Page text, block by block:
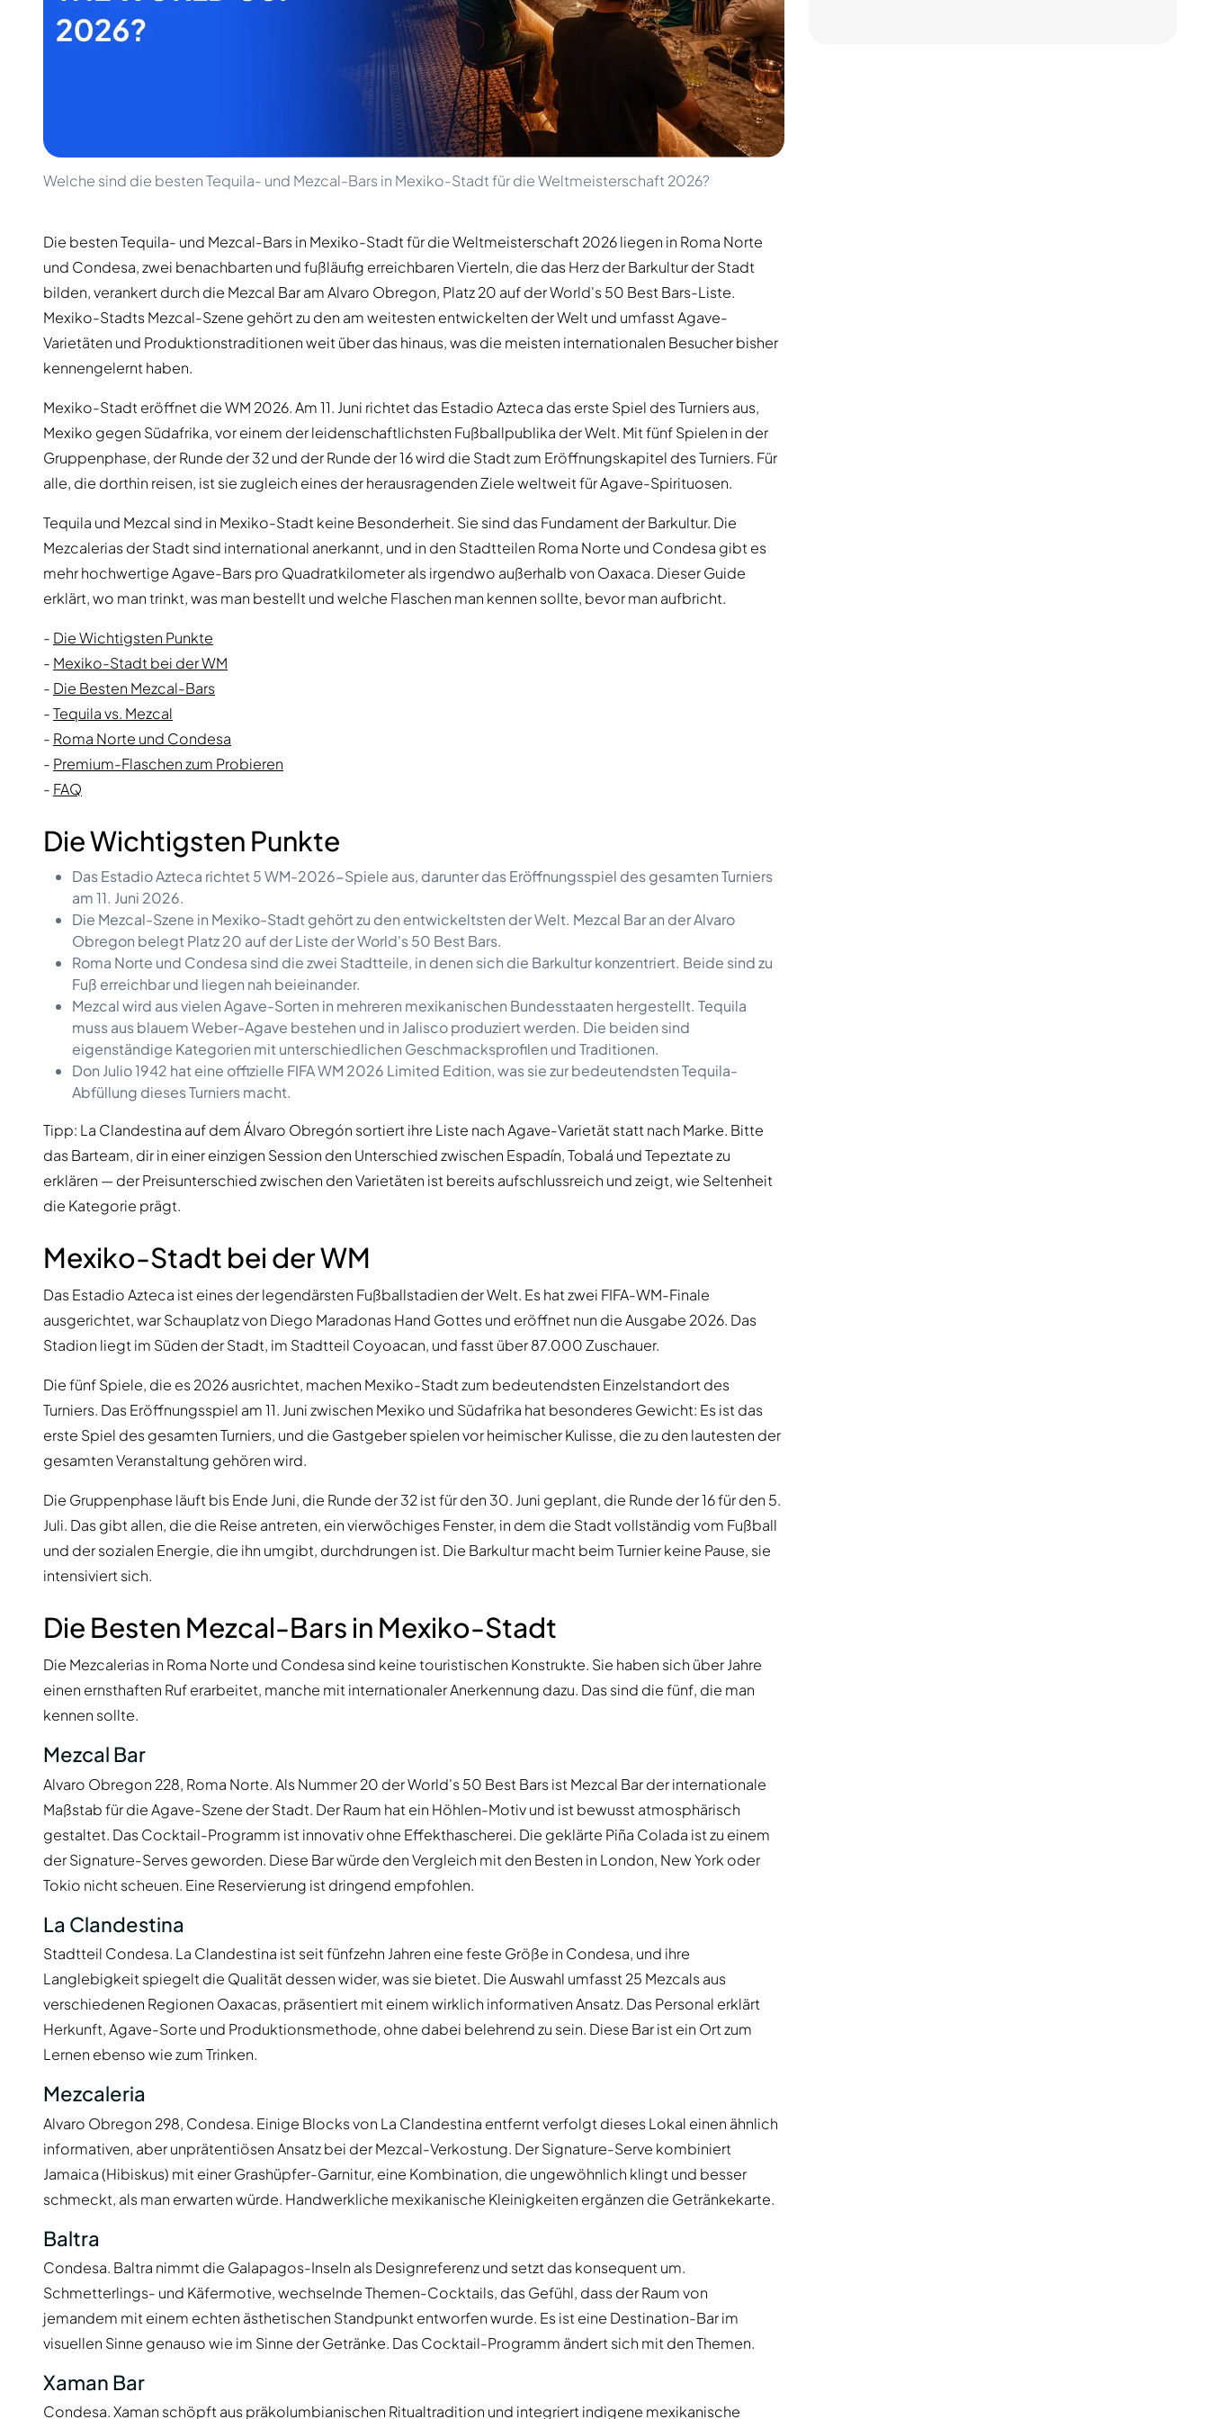
200-500€
Kommende Veröffentlichungen
Rauchiger Whisky
Monkey 47
Remy Martin
Welche sind die besten Tequila- und Mezcal-Bars in Mexiko-Stadt für die Weltmeisterschaft 2026?
Die besten Tequila- und Mezcal-Bars in Mexiko-Stadt für die Weltmeisterschaft 2026 liegen in Roma Norte
und Condesa, zwei benachbarten und fußläufig erreichbaren Vierteln, die das Herz der Barkultur der Stadt
bilden, verankert durch die Mezcal Bar am Alvaro Obregon, Platz 20 auf der World's 50 Best Bars-Liste.
Mexiko-Stadts Mezcal-Szene gehört zu den am weitesten entwickelten der Welt und umfasst Agave-
Varietäten und Produktionstraditionen weit über das hinaus, was die meisten internationalen Besucher bisher
kennengelernt haben.
Mexiko-Stadt eröffnet die WM 2026. Am 11. Juni richtet das Estadio Azteca das erste Spiel des Turniers aus,
Mexiko gegen Südafrika, vor einem der leidenschaftlichsten Fußballpublika der Welt. Mit fünf Spielen in der
Gruppenphase, der Runde der 32 und der Runde der 16 wird die Stadt zum Eröffnungskapitel des Turniers. Für
alle, die dorthin reisen, ist sie zugleich eines der herausragenden Ziele weltweit für Agave-Spirituosen.
Tequila und Mezcal sind in Mexiko-Stadt keine Besonderheit. Sie sind das Fundament der Barkultur. Die
Mezcalerias der Stadt sind international anerkannt, und in den Stadtteilen Roma Norte und Condesa gibt es
mehr hochwertige Agave-Bars pro Quadratkilometer als irgendwo außerhalb von Oaxaca. Dieser Guide
erklärt, wo man trinkt, was man bestellt und welche Flaschen man kennen sollte, bevor man aufbricht.
- Die Wichtigsten Punkte
- Mexiko-Stadt bei der WM
- Die Besten Mezcal-Bars
-Tequila vs. Mezcal
- Roma Norte und Condesa
- Premium-Flaschen zum Probieren
- FAQ
Die Wichtigsten Punkte
Das Estadio Azteca richtet 5 WM-2026-Spiele aus, darunter das Eröffnungsspiel des gesamten Turniers
am 11. Juni 2026.
Die Mezcal-Szene in Mexiko-Stadt gehört zu den entwickeltsten der Welt. Mezcal Bar an der Alvaro
Obregon belegt Platz 20 auf der Liste der World's 50 Best Bars.
Roma Norte und Condesa sind die zwei Stadtteile, in denen sich die Barkultur konzentriert. Beide sind zu
Fuß erreichbar und liegen nah beieinander.
Mezcal wird aus vielen Agave-Sorten in mehreren mexikanischen Bundesstaaten hergestellt. Tequila
muss aus blauem Weber-Agave bestehen und in Jalisco produziert werden. Die beiden sind
eigenständige Kategorien mit unterschiedlichen Geschmacksprofilen und Traditionen.
Don Julio 1942 hat eine offizielle FIFA WM 2026 Limited Edition, was sie zur bedeutendsten Tequila-
Abfüllung dieses Turniers macht.
Tipp: La Clandestina auf dem Álvaro Obregón sortiert ihre Liste nach Agave-Varietät statt nach Marke. Bitte
das Barteam, dir in einer einzigen Session den Unterschied zwischen Espadín, Tobalá und Tepeztate zu
erklären — der Preisunterschied zwischen den Varietäten ist bereits aufschlussreich und zeigt, wie Seltenheit
die Kategorie prägt.
Mexiko-Stadt bei der WM
Das Estadio Azteca ist eines der legendärsten Fußballstadien der Welt. Es hat zwei FIFA-WM-Finale
ausgerichtet, war Schauplatz von Diego Maradonas Hand Gottes und eröffnet nun die Ausgabe 2026. Das
Stadion liegt im Süden der Stadt, im Stadtteil Coyoacan, und fasst über 87.000 Zuschauer.
Die fünf Spiele, die es 2026 ausrichtet, machen Mexiko-Stadt zum bedeutendsten Einzelstandort des
Turniers. Das Eröffnungsspiel am 11. Juni zwischen Mexiko und Südafrika hat besonderes Gewicht: Es ist das
erste Spiel des gesamten Turniers, und die Gastgeber spielen vor heimischer Kulisse, die zu den lautesten der
gesamten Veranstaltung gehören wird.
Die Gruppenphase läuft bis Ende Juni, die Runde der 32 ist für den 30. Juni geplant, die Runde der 16 für den 5.
Juli. Das gibt allen, die die Reise antreten, ein vierwöchiges Fenster, in dem die Stadt vollständig vom Fußball
und der sozialen Energie, die ihn umgibt, durchdrungen ist. Die Barkultur macht beim Turnier keine Pause, sie
intensiviert sich.
Die Besten Mezcal-Bars in Mexiko-Stadt
Die Mezcalerias in Roma Norte und Condesa sind keine touristischen Konstrukte. Sie haben sich über Jahre
einen ernsthaften Ruf erarbeitet, manche mit internationaler Anerkennung dazu. Das sind die fünf, die man
kennen sollte.
Mezcal Bar
Alvaro Obregon 228, Roma Norte. Als Nummer 20 der World's 50 Best Bars ist Mezcal Bar der internationale
Maßstab für die Agave-Szene der Stadt. Der Raum hat ein Höhlen-Motiv und ist bewusst atmosphärisch
gestaltet. Das Cocktail-Programm ist innovativ ohne Effekthascherei. Die geklärte Piña Colada ist zu einem
der Signature-Serves geworden. Diese Bar würde den Vergleich mit den Besten in London, New York oder
Tokio nicht scheuen. Eine Reservierung ist dringend empfohlen.
La Clandestina
Stadtteil Condesa. La Clandestina ist seit fünfzehn Jahren eine feste Größe in Condesa, und ihre
Langlebigkeit spiegelt die Qualität dessen wider, was sie bietet. Die Auswahl umfasst 25 Mezcals aus
verschiedenen Regionen Oaxacas, präsentiert mit einem wirklich informativen Ansatz. Das Personal erklärt
Herkunft, Agave-Sorte und Produktionsmethode, ohne dabei belehrend zu sein. Diese Bar ist ein Ort zum
Lernen ebenso wie zum Trinken.
Mezcaleria
Alvaro Obregon 298, Condesa. Einige Blocks von La Clandestina entfernt verfolgt dieses Lokal einen ähnlich
informativen, aber unprätentiösen Ansatz bei der Mezcal-Verkostung. Der Signature-Serve kombiniert
Jamaica (Hibiskus) mit einer Grashüpfer-Garnitur, eine Kombination, die ungewöhnlich klingt und besser
schmeckt, als man erwarten würde. Handwerkliche mexikanische Kleinigkeiten ergänzen die Getränkekarte.
Baltra
Condesa. Baltra nimmt die Galapagos-Inseln als Designreferenz und setzt das konsequent um.
Schmetterlings- und Käfermotive, wechselnde Themen-Cocktails, das Gefühl, dass der Raum von
jemandem mit einem echten ästhetischen Standpunkt entworfen wurde. Es ist eine Destination-Bar im
visuellen Sinne genauso wie im Sinne der Getränke. Das Cocktail-Programm ändert sich mit den Themen.
Xaman Bar
Condesa. Xaman schöpft aus präkolumbianischen Ritualtradition und integriert indigene mexikanische